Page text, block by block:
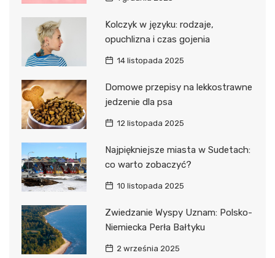
Kolczyk w języku: rodzaje,
opuchlizna i czas gojenia
14 listopada 2025
Domowe przepisy na lekkostrawne
jedzenie dla psa
12 listopada 2025
Najpiękniejsze miasta w Sudetach:
co warto zobaczyć?
10 listopada 2025
Zwiedzanie Wyspy Uznam: Polsko-
Niemiecka Perła Bałtyku
2 września 2025